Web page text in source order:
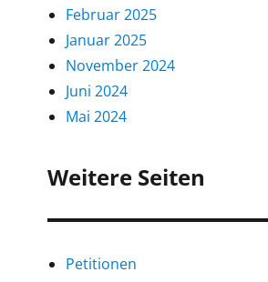
Februar 2025
Januar 2025
November 2024
Juni 2024
Mai 2024
Weitere Seiten
Petitionen